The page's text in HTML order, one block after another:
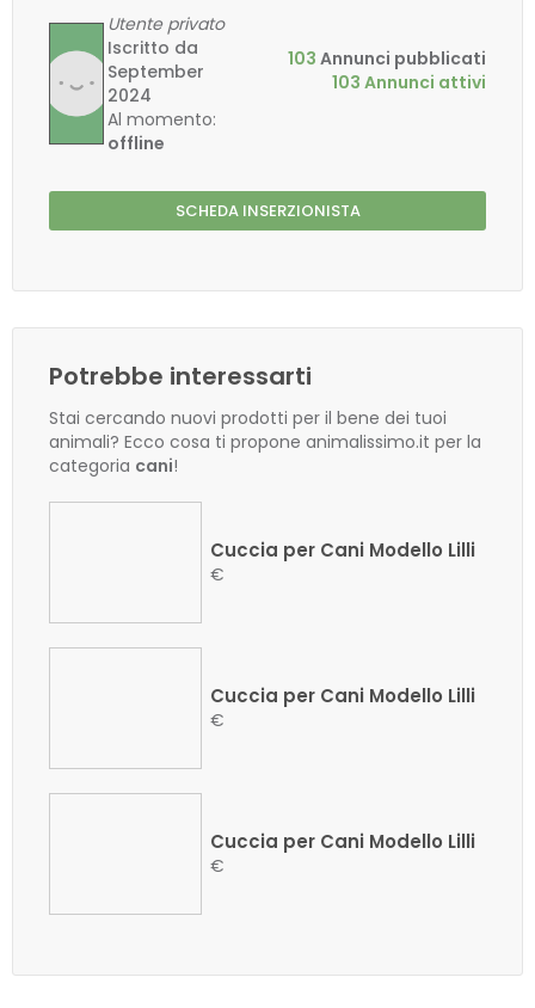
Utente privato
Iscritto da
September
2024
Al momento:
offline
103 Annunci pubblicati
103 Annunci attivi
SCHEDA INSERZIONISTA
Potrebbe interessarti
Stai cercando nuovi prodotti per il bene dei tuoi
animali? Ecco cosa ti propone animalissimo.it per la
categoria cani!
Cuccia per Cani Modello Lilli
€
Cuccia per Cani Modello Lilli
€
Cuccia per Cani Modello Lilli
€